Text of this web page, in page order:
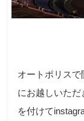
オートポリスで
にお越しいた
を付けて